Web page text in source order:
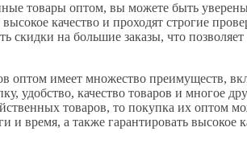
товары оптом, вы можете быть
качество и проходят строгие
скидки на большие заказы, что
оптом имеет множество преимуществ,
удобство, качество товаров и многое
товаров, то покупка их оптом
и время, а также гарантировать высокое